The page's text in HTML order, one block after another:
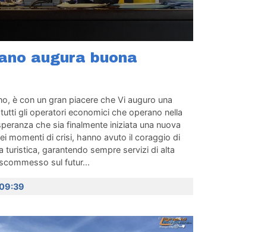
augura buona
è con un gran piacere che Vi auguro una
gli operatori economici che operano nella
che sia finalmente iniziata una nuova
momenti di crisi, hanno avuto il coraggio di
turistica, garantendo sempre servizi di alta
sul futur...